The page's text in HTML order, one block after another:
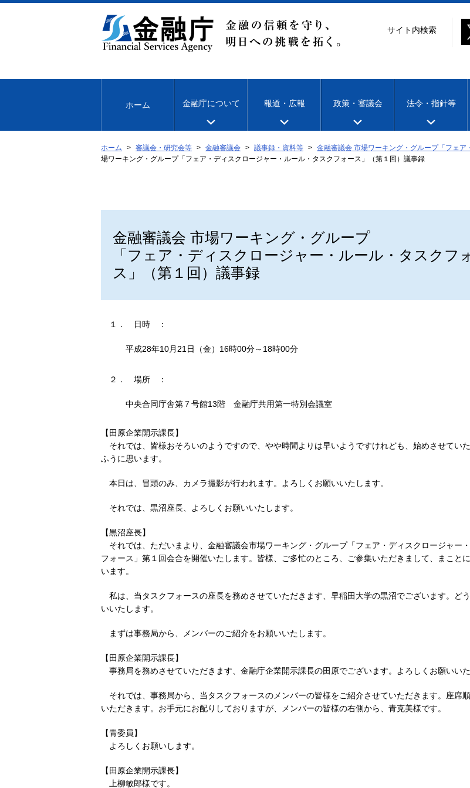
文
移
サイト内検索
ホーム 金融庁について 報道・広報 政策・審議会 法令・指針等
ホーム 審議会・研究会等 金融審議会 議事録・資料等 金融審議会 市場ワーキング・グループ「フェア
場ワーキング・グループ「フェア・ディスクロージャー・ルール・タスクフォース」（第１回）議事録
金融審議会 市場ワーキング・グループ
「フェア・ディスクロージャー・ルール・タスクフ
ス」（第１回）議事録
１． 日時 ：
平成28年10月21日（金）16時00分～18時00分
２． 場所 ：
中央合同庁舎第７号館13階 金融庁共用第一特別会議室
【田原企業開示課長】
それでは、皆様おそろいのようですので、やや時間よりは早いようですけれども、始めさせてい
ふうに思います。
本日は、冒頭のみ、カメラ撮影が行われます。よろしくお願いいたします。
それでは、黒沼座長、よろしくお願いいたします。
【黒沼座長】
それでは、ただいまより、金融審議会市場ワーキング・グループ「フェア・ディスクロージャー
フォース」第１回会合を開催いたします。皆様、ご多忙のところ、ご参集いただきまして、まこと
います。
私は、当タスクフォースの座長を務めさせていただきます、早稲田大学の黒沼でございます。ど
いいたします。
まずは事務局から、メンバーのご紹介をお願いいたします。
【田原企業開示課長】
事務局を務めさせていただきます、金融庁企業開示課長の田原でございます。よろしくお願いいた
それでは、事務局から、当タスクフォースのメンバーの皆様をご紹介させていただきます。座席
いただきます。お手元にお配りしておりますが、メンバーの皆様の右側から、青克美様です。
【青委員】
よろしくお願いします。
【田原企業開示課長】
上柳敏郎様です。